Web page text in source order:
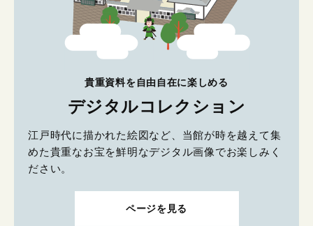
貴重資料を自由自在に楽しめる
デジタルコレクション
江戸時代に描かれた絵図など、当館が時を越えて集
めた貴重なお宝を鮮明なデジタル画像でお楽しみく
ださい。
ページを見る